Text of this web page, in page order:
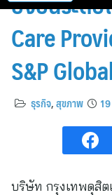
Care
S&P Global
ธุรกิจ,สุขภาพ
บริษัท กรุงเทพดุสิต